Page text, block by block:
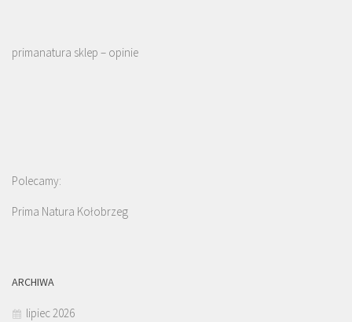
primanatura sklep – opinie
Polecamy:
Prima Natura Kołobrzeg
ARCHIWA
lipiec 2026